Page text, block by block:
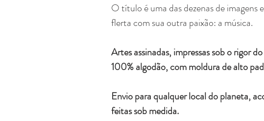
O título é uma das dezenas de imagens
flerta com sua outra paixão: a música.
Artes assinadas, impressas sob o rigor
100% algodão, com moldura de alto
Envio para qualquer local do planeta,
feitas sob medida.